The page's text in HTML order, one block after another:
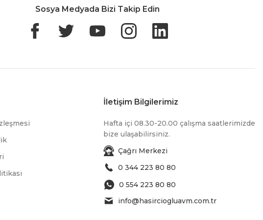
Sosya Medyada Bizi Takip Edin
İletişim Bilgilerimiz
Hafta içi 08.30-20.00 çalışma saatlerimizde
bize ulaşabilirsiniz.
Çağrı Merkezi
0 344 223 80 80
0 554 223 80 80
info@hasirciogluavm.com.tr